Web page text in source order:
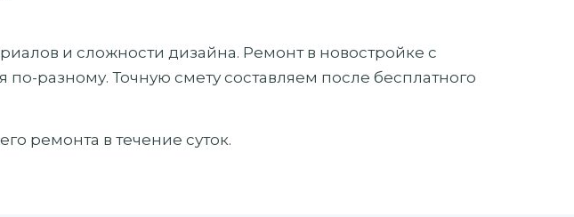
и сложности дизайна. Ремонт в новостройке с
разному. Точную смету составляем после бесплатного
ремонта в течение суток.